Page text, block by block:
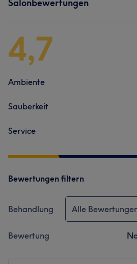
Salonbewertungen
4,7
Ambiente
Sauberkeit
Service
Bewertungen filtern
Behandlung Alle
Bewertung